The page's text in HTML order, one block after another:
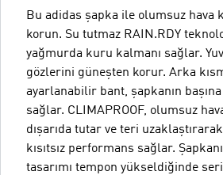
Bu adidas şapka ile olumsuz hava
korun. Su tutmaz RAIN.RDY
yağmurda kuru kalmanı sağlar.
gözlerini güneşten korur. Arka
ayarlanabilir bant, şapkanın başına
sağlar. CLIMAPROOF, olumsuz
dışarıda tutar ve teri
kısıtsız performans sağlar.
tasarımı tempon yükseldiğinde